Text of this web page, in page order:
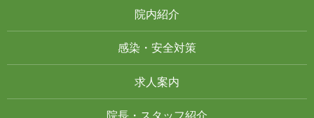
院内紹介
感染・安全対策
求人案内
院長・スタッフ紹介